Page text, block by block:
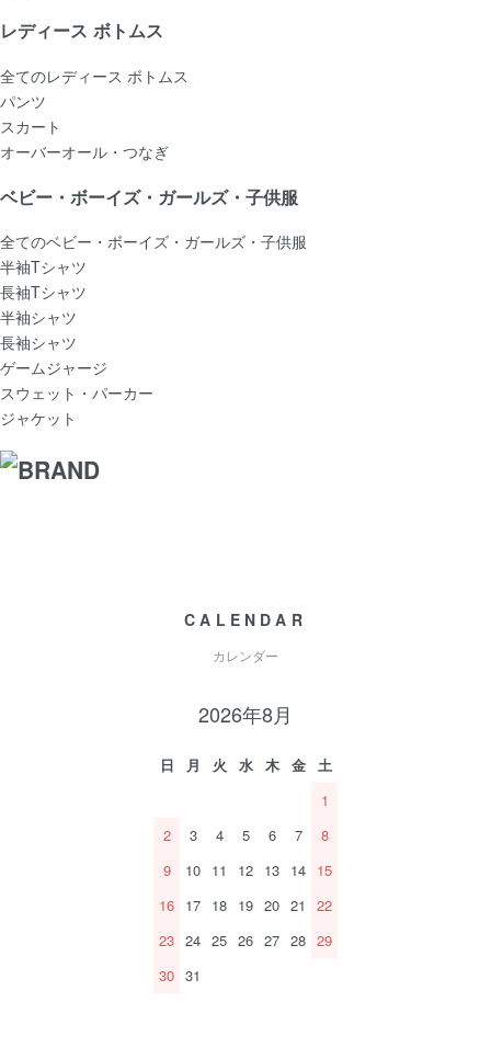
レディース ボトムス
全てのレディース ボトムス
パンツ
スカート
オーバーオール・つなぎ
ベビー・ボーイズ・ガールズ・子供服
全てのベビー・ボーイズ・ガールズ・子供服
半袖Tシャツ
長袖Tシャツ
半袖シャツ
長袖シャツ
ゲームジャージ
スウェット・パーカー
ジャケット
CALENDAR
カレンダー
2026年8月
日 月 火 水 木 金
土
1
2
3 4 5 6 7
8
9
10 11 12 13 14 15
16 17 18 19 20 21
22
23 24 25 26 27 28 29
30 31